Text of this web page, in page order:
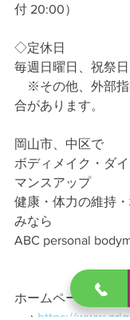
付 20:00）
◇定休日
毎週日曜日、祝祭
※その他、外部指
合があります。
岡山市、中区で
ボディメイク・ダ
マンスアップ
健康・体力の維持
みなら
ABC personal
ホームページ
→ https://